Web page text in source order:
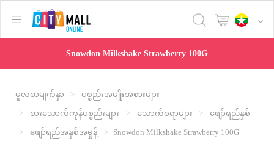
text.skipToContent
text.skipToNavigation
Snowdon Milkshake Strawberry 100G
မူလစာမျက်နှာ
ပစ္စည်းအမျိုးအစားများ
စားသောက်ကုန်ပစ္စည်းများ
သောက်စရာများ
ဖျော်ရည်နှစ်
ဖျော်ရည်အနှစ်အမှုန့်
Snowdon Milkshake Strawberry 100G